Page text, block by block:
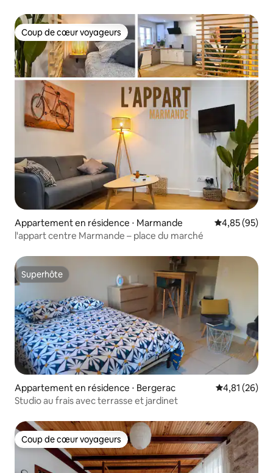
Coup de cœur voyageurs
Coup de cœur voyageurs
Appartement en résidence ⋅ Marmande Évaluation
4,85 (95)
l'appart centre Marmande – place du marché
Superhôte
Superhôte
Appartement en résidence ⋅ Bergerac Évaluation
4,81 (26)
Studio au frais avec terrasse et jardinet
Coup de cœur voyageurs
Coup de cœur voyageurs